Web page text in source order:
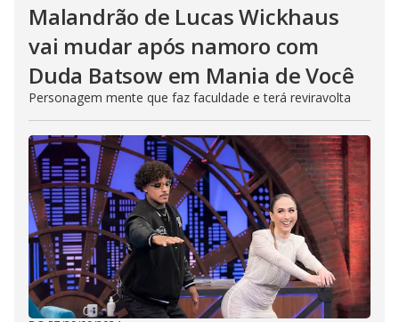
Malandrão de Lucas Wickhaus
vai mudar após namoro com
Duda Batsow em Mania de Você
Personagem mente que faz faculdade e terá reviravolta